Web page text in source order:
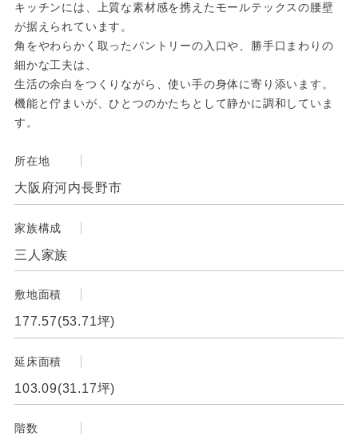
キッチンには、上質な素材感を携えたモールテックスの腰壁
が据えられています。
角をやわらかく取ったパントリーの入口や、勝手口まわりの
細かな工夫は、
生活の余白をつくりながら、使い手の身体に寄り添います。
機能と佇まいが、ひとつのかたちとして静かに調和していま
す。
所在地
大阪府河内長野市
家族構成
三人家族
敷地面積
177.57(53.71坪)
延床面積
103.09(31.17坪)
階数